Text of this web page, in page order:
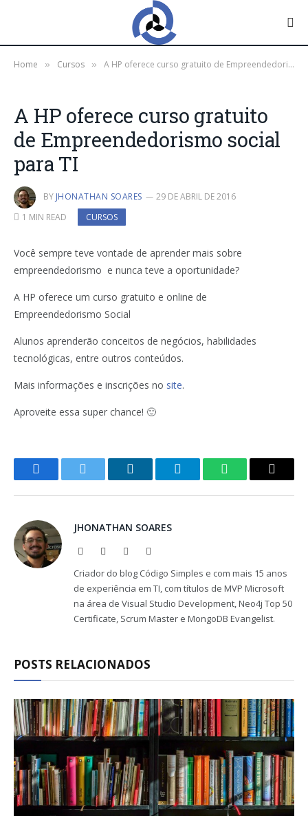
Home » Cursos » A HP oferece curso gratuito de Empreendedorismo social para TI
A HP oferece curso gratuito
de Empreendedorismo social
para TI
BY JHONATHAN SOARES
29 DE ABRIL DE 2016
1 MIN READ
CURSOS
Você sempre teve vontade de aprender mais sobre
empreendedorismo e nunca teve a oportunidade?
A HP oferece um curso gratuito e online de
Empreendedorismo Social
Alunos aprenderão conceitos de negócios, habilidades
tecnológicas, entre outros conteúdos.
Mais informações e inscrições no site.
Aproveite essa super chance! 🙂
FacebookTwitter LinkedInTelegramWhatsAppCopy
JHONATHAN SOARES
Website Facebook
Criador do blog Código Simples e com mais 15 anos
de experiência em TI, com títulos de MVP Microsoft
na área de Visual Studio Development, Neo4j Top 50
Certificate, Scrum Master e MongoDB Evangelist.
POSTS RELACIONADOS